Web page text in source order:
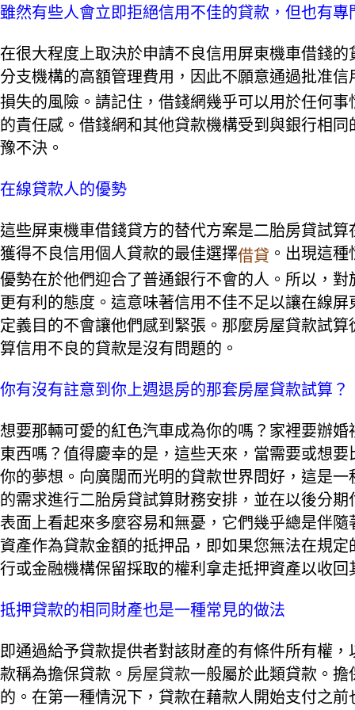
雖然有些人會立即拒絕信用不佳的貸款，但也有
在很大程度上取決於申請不良信用屏東機車借錢
分支機構的高額管理費用，因此不願意通過批准信
損失的風險。請記住，借錢網幾乎可以用於任何
的責任感。借錢網和其他貸款機構受到與銀行相
豫不決。
在線貸款人的優勢
這些屏東機車借錢貸方的替代方案是二胎房貸試
獲得不良信用個人貸款的最佳選擇借貸 。出現這
優勢在於他們迎合了普通銀行不會的人。所以，
更有利的態度。這意味著信用不佳不足以讓在線
定義目的不會讓他們感到緊張。那麼房屋貸款試
算信用不良的貸款是沒有問題的。
你有沒有註意到你上週退房的那套房屋貸款試算？
想要那輛可愛的紅色汽車成為你的嗎？家裡要辦
東西嗎？值得慶幸的是，這些天來，當需要或想
你的夢想。向廣闊而光明的貸款世界問好，這是一
的需求進行二胎房貸試算財務安排，並在以後分
表面上看起來多麼容易和無憂，它們幾乎總是伴
資產作為貸款金額的抵押品，即如果您無法在規
行或金融機構保留採取的權利拿走抵押資產以收回
抵押貸款的相同財產也是一種常見的做法
即通過給予貸款提供者對該財產的有條件所有權
款稱為擔保貸款。 房屋貸款一般屬於此類貸款。
的。在第一種情況下，貸款在藉款人開始支付之